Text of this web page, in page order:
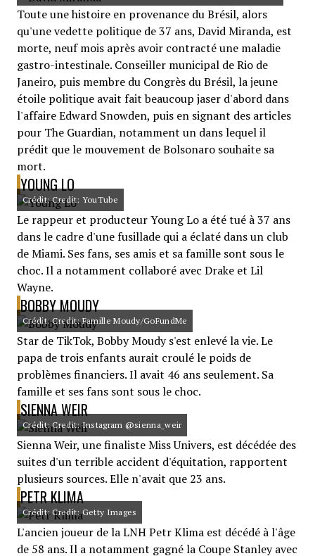
Toute une histoire en provenance du Brésil, alors
qu'une vedette politique de 37 ans, David Miranda, est
morte, neuf mois après avoir contracté une maladie
gastro-intestinale. Conseiller municipal de Rio de
Janeiro, puis membre du Congrès du Brésil, la jeune
étoile politique avait fait beaucoup jaser d'abord dans
l'affaire Edward Snowden, puis en signant des articles
pour The Guardian, notamment un dans lequel il
prédit que le mouvement de Bolsonaro souhaite sa
mort.
YOUNG LO
Crédit: Credit: YouTube
Le rappeur et producteur Young Lo a été tué à 37 ans
dans le cadre d'une fusillade qui a éclaté dans un club
de Miami. Ses fans, ses amis et sa famille sont sous le
choc. Il a notamment collaboré avec Drake et Lil
Wayne.
BOBBY MOUDY
Crédit: Credit: Famille Moudy/GoFundMe
Star de TikTok, Bobby Moudy s'est enlevé la vie. Le
papa de trois enfants aurait croulé le poids de
problèmes financiers. Il avait 46 ans seulement. Sa
famille et ses fans sont sous le choc.
SIENNA WEIR
Crédit: Credit: Instagram @sienna_weir
Sienna Weir, une finaliste Miss Univers, est décédée des
suites d'un terrible accident d'équitation, rapportent
plusieurs sources. Elle n'avait que 23 ans.
PETR KLIMA
Crédit: Credit: Getty Images
L'ancien joueur de la LNH Petr Klima est décédé à l'âge
de 58 ans. Il a notamment gagné la Coupe Stanley avec